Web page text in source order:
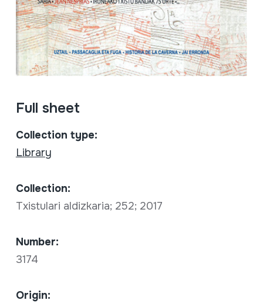
Full sheet
Collection type:
Library
Collection:
Txistulari aldizkaria; 252; 2017
Number:
3174
Origin: